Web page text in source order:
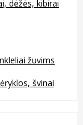
dėžės, kibirai
žuvims
švinai